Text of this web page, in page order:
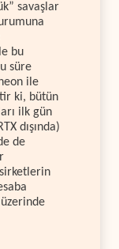
savaşlar
bu
süre
ile
ki, bütün
ilk gün
dışında)
de
üzerinde